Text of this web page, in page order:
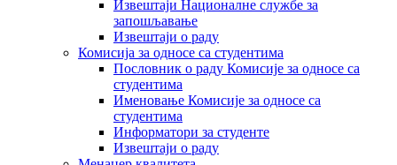
Извештаји Националне службе за
запошљавање
Извештаји о раду
Комисија за односе са студентима
Пословник о раду Комисије за односе са
студентима
Именовање Комисије за односе са
студентима
Информатори за студенте
Извештаји о раду